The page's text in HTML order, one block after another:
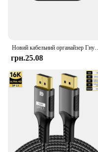
you're looking to
provide a practical
грн.25.08